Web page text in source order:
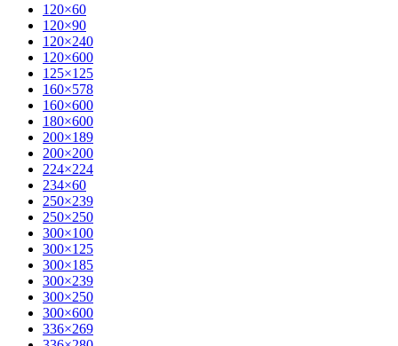
120×60
120×90
120×240
120×600
125×125
160×578
160×600
180×600
200×189
200×200
224×224
234×60
250×239
250×250
300×100
300×125
300×185
300×239
300×250
300×600
336×269